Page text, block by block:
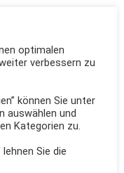
optimalen
verbessern zu
können Sie unter
auswählen und
Kategorien zu.
Sie die